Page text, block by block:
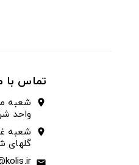
تماس با
location_on
واحد
location_on
شعبه
گلهای
email